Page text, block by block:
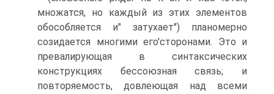
множатся, но каждый из этих элементов
обособляется и" затухает") планомерно
созидается многими его'сторонами. Это и
превалирующая в синтаксических
конструкциях бессоюзная связь; и
повторяемость, довлеющая над всеми